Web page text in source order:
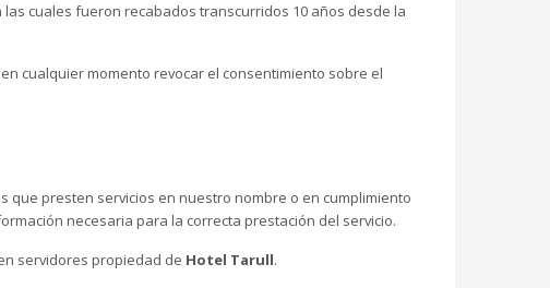
cuales fueron recabados transcurridos 10 años desde la
cualquier momento revocar el consentimiento sobre el
que presten servicios en nuestro nombre o en cumplimiento
necesaria para la correcta prestación del servicio.
servidores propiedad de Hotel Tarull.